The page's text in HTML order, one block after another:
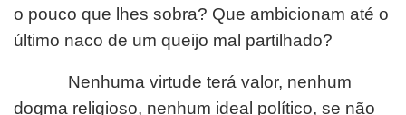
o pouco que lhes sobra? Que ambicionam até o
último naco de um queijo mal partilhado?
Nenhuma virtude terá valor, nenhum
dogma religioso, nenhum ideal político, se não